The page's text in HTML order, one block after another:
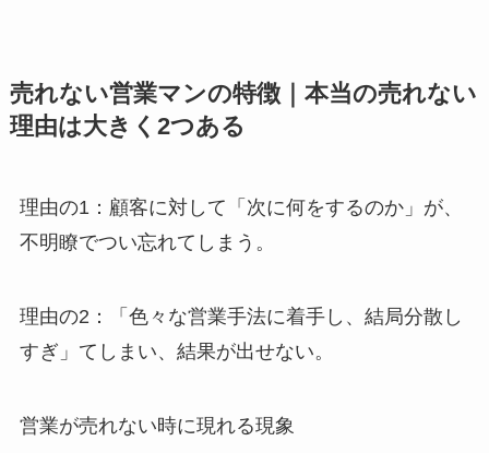
売れない営業マンの特徴｜本当の売れない
理由は大きく2つある
理由の1：顧客に対して「次に何をするのか」が、
不明瞭でつい忘れてしまう。
理由の2：「色々な営業手法に着手し、結局分散し
すぎ」てしまい、結果が出せない。
営業が売れない時に現れる現象